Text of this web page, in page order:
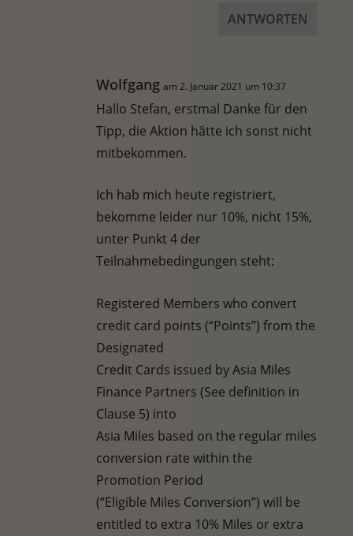
ANTWORTEN
Wolfgang am 2. Januar 2021 um 10:37
Hallo Stefan, erstmal Danke für den
Tipp, die Aktion hätte ich sonst nicht
mitbekommen.
Ich hab mich heute registriert,
bekomme leider nur 10%, nicht 15%,
unter Punkt 4 der
Teilnahmebedingungen steht:
Registered Members who convert
credit card points (“Points”) from the
Designated
Credit Cards issued by Asia Miles
Finance Partners (See definition in
Clause 5) into
Asia Miles based on the regular miles
conversion rate within the
Promotion Period
(“Eligible Miles Conversion”) will be
entitled to extra 10% Miles or extra